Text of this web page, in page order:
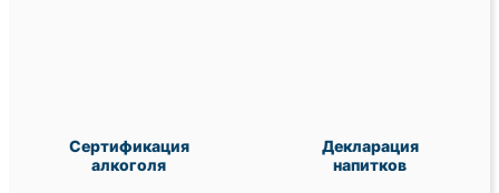
Сертификация
алкоголя
Декларация
напитков